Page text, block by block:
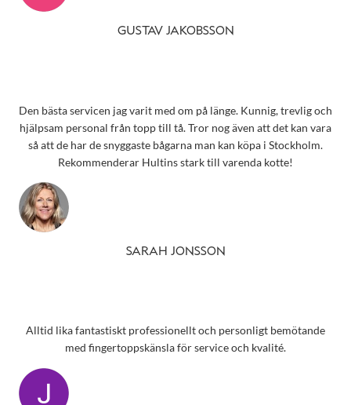
GUSTAV JAKOBSSON
Den bästa servicen jag varit med om på länge. Kunnig, trevlig och
hjälpsam personal från topp till tå. Tror nog även att det kan vara
så att de har de snyggaste bågarna man kan köpa i Stockholm.
Rekommenderar Hultins stark till varenda kotte!
SARAH JONSSON
Alltid lika fantastiskt professionellt och personligt bemötande
med fingertoppskänsla för service och kvalité.